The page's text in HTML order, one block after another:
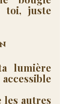
toi, juste
lumière
les autres